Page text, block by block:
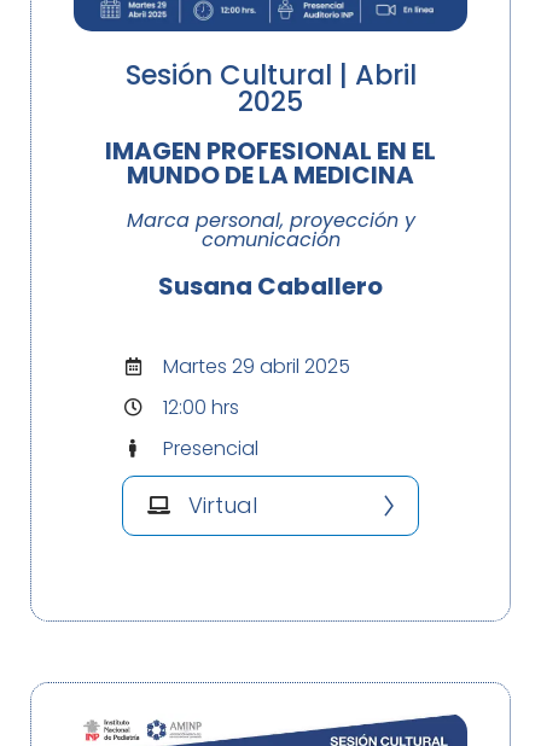
Sesión Cultural | Abril
2025
IMAGEN PROFESIONAL EN EL
MUNDO DE LA MEDICINA
Marca personal, proyección y
comunicación
Susana Caballero
Martes 29 abril 2025
12:00 hrs
Presencial
Virtual